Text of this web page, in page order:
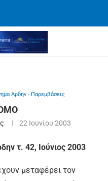
Άρδην - Παρεμβάσεις
22 Ιουνίου 2003
τ. 42, Ιούνιος 2003
μεταφέρει τον